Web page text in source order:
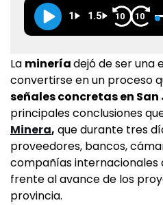
1 1.5 10 10
La mineríadejó de ser una
convertirse en un proceso
señales concretas en San
principales conclusiones
Minera, que durante tres
proveedores, bancos,
compañías internacionales
frente al avance de los
provincia.